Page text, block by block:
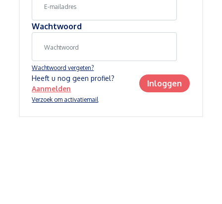
Wachtwoord
Wachtwoord vergeten?
Verzoek om activatiemail
Heeft u nog geen profiel?
Aanmelden
Inloggen